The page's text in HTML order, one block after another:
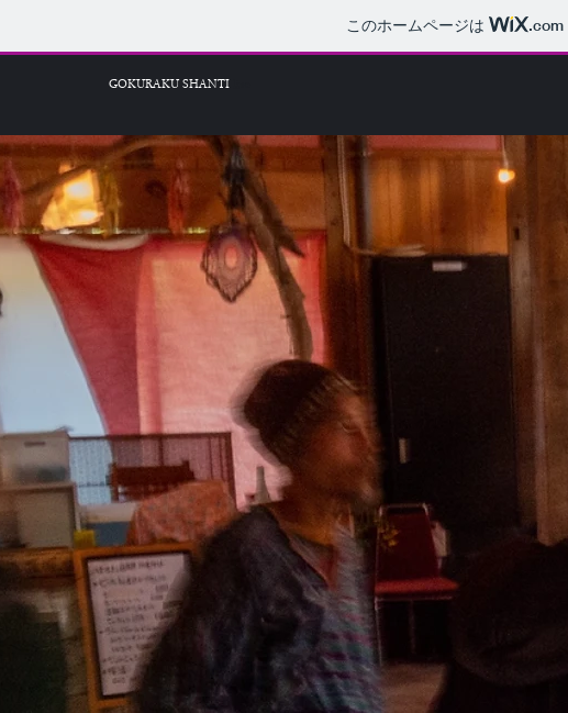
このホームページは .com
GOKURAKU SHANTI